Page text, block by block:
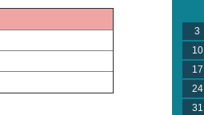
3
10
17
24
31